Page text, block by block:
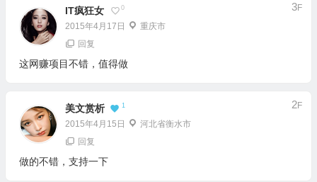
IT疯狂女 0
2015年4月17日 重庆市
3F
回复
这网赚项目不错，值得做
美文赏析 1
2015年4月15日 河北省衡水市
2F
回复
做的不错，支持一下